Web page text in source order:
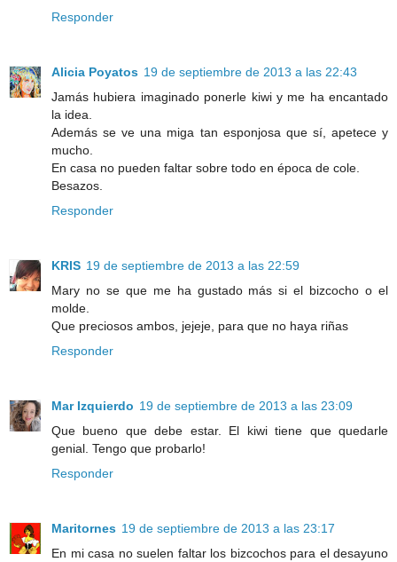
Responder
Alicia Poyatos 19 de septiembre de 2013 a las 22:43
Jamás hubiera imaginado ponerle kiwi y me ha encantado
la idea.
Además se ve una miga tan esponjosa que sí, apetece y
mucho.
En casa no pueden faltar sobre todo en época de cole.
Besazos.
Responder
KRIS 19 de septiembre de 2013 a las 22:59
Mary no se que me ha gustado más si el bizcocho o el
molde.
Que preciosos ambos, jejeje, para que no haya riñas
Responder
Mar Izquierdo 19 de septiembre de 2013 a las 23:09
Que bueno que debe estar. El kiwi tiene que quedarle
genial. Tengo que probarlo!
Responder
Maritornes 19 de septiembre de 2013 a las 23:17
En mi casa no suelen faltar los bizcochos para el desayuno